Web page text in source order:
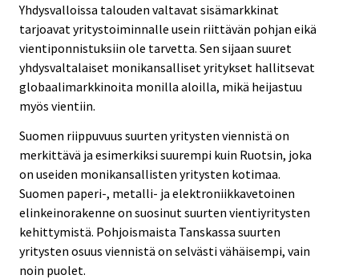
Yhdysvalloissa talouden valtavat sisämarkkinat
tarjoavat yritystoiminnalle usein riittävän pohjan eikä
vientiponnistuksiin ole tarvetta. Sen sijaan suuret
yhdysvaltalaiset monikansalliset yritykset hallitsevat
globaalimarkkinoita monilla aloilla, mikä heijastuu
myös vientiin.
Suomen riippuvuus suurten yritysten viennistä on
merkittävä ja esimerkiksi suurempi kuin Ruotsin, joka
on useiden monikansallisten yritysten kotimaa.
Suomen paperi-, metalli- ja elektroniikkavetoinen
elinkeinorakenne on suosinut suurten vientiyritysten
kehittymistä. Pohjoismaista Tanskassa suurten
yritysten osuus viennistä on selvästi vähäisempi, vain
noin puolet.